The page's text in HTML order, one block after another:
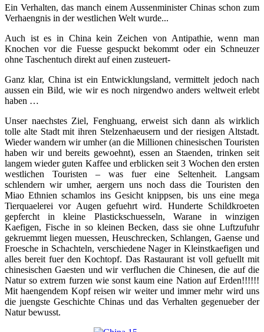
Ein Verhalten, das manch einem Aussenminister Chinas schon zum
Verhaengnis in der westlichen Welt wurde...
Auch ist es in China kein Zeichen von Antipathie, wenn man
Knochen vor die Fuesse gespuckt bekommt oder ein Schneuzer
ohne Taschentuch direkt auf einen zusteuert-
Ganz klar, China ist ein Entwicklungsland, vermittelt jedoch nach
aussen ein Bild, wie wir es noch nirgendwo anders weltweit erlebt
haben …
Unser naechstes Ziel, Fenghuang, erweist sich dann als wirklich
tolle alte Stadt mit ihren Stelzenhaeusern und der riesigen Altstadt.
Wieder wandern wir umher (an die Millionen chinesischen Touristen
haben wir und bereits gewoehnt), essen an Staenden, trinken seit
langem wieder guten Kaffee und erblicken seit 3 Wochen den ersten
westlichen Touristen – was fuer eine Seltenheit. Langsam
schlendern wir umher, aergern uns noch dass die Touristen den
Miao Ethnien schamlos ins Gesicht knippsen, bis uns eine mega
Tierquaelerei vor Augen gefuehrt wird. Hunderte Schildkroeten
gepfercht in kleine Plastickschuesseln, Warane in winzigen
Kaefigen, Fische in so kleinen Becken, dass sie ohne Luftzufuhr
gekruemmt liegen muessen, Heuschrecken, Schlangen, Gaense und
Froesche in Schachteln, verschiedene Nager in Kleinstkaefigen und
alles bereit fuer den Kochtopf. Das Rastaurant ist voll gefuellt mit
chinesischen Gaesten und wir verfluchen die Chinesen, die auf die
Natur so extrem furzen wie sonst kaum eine Nation auf Erden!!!!!!
Mit haengendem Kopf reisen wir weiter und immer mehr wird uns
die juengste Geschichte Chinas und das Verhalten gegenueber der
Natur bewusst.